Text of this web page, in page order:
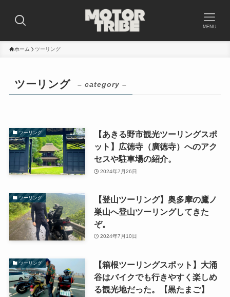
MENU
ホーム ツーリング
ツーリング – category –
ツーリング
【あきる野市観光ツーリングスポ
ット】広徳寺（廣徳寺）へのアク
セスや駐車場の紹介。
2024年7月26日
ツーリング
【登山ツーリング】奥多摩の鷹ノ
巣山へ登山ツーリングしてきた
ぞ。
2024年7月10日
ツーリング
【箱根ツーリングスポット】大涌
谷はバイクでも行きやすく楽しめ
る観光地だった。【黒たまご】